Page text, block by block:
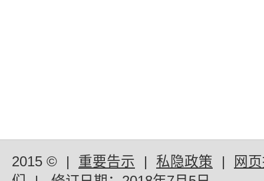
2015 © | 重要告示 | 私隐政策 |
网